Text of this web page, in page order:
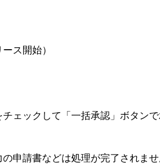
ス開始）
ェックして「一括承認」ボタン
申請書などは処理が完了されま